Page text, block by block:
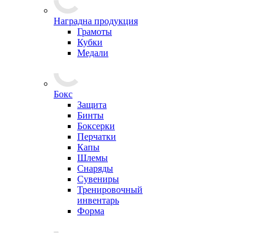
Наградна продукция
Грамоты
Кубки
Медали
Бокс
Защита
Бинты
Боксерки
Перчатки
Капы
Шлемы
Снаряды
Сувениры
Тренировочный
инвентарь
Форма